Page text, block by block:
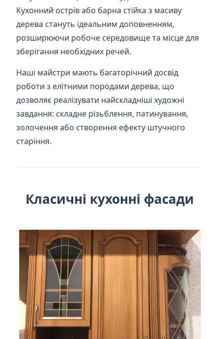
Кухонний острів або барна стійка з масиву
дерева стануть ідеальним доповненням,
розширюючи робоче середовище та місце для
зберігання необхідних речей.
Наші майстри мають багаторічний досвід
роботи з елітними породами дерева, що
дозволяє реалізувати найскладніші художні
завдання: складне різьблення, патинування,
золочення або створення ефекту штучного
старіння.
Класичні кухонні фасади